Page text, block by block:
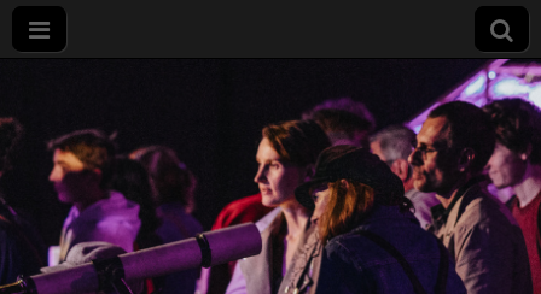
Nuit
européenne
des
chercheurs